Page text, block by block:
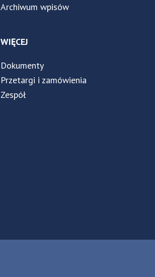
Archiwum wpisów
WIĘCEJ
Dokumenty
Przetargi i zamówienia
Zespół